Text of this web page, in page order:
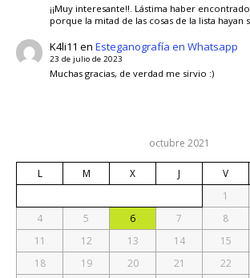
¡¡Muy interesante!!. Lástima haber
porque la mitad de las cosas de la lista hayan
K4li11 enEsteganografía en Whatsapp
23 de julio de 2023
Muchas gracias, de verdad me sirvio :)
octubre 2021
L M X J V
1
4
5 6 7 8
11
12 13 14 15
18
19 20 21 22